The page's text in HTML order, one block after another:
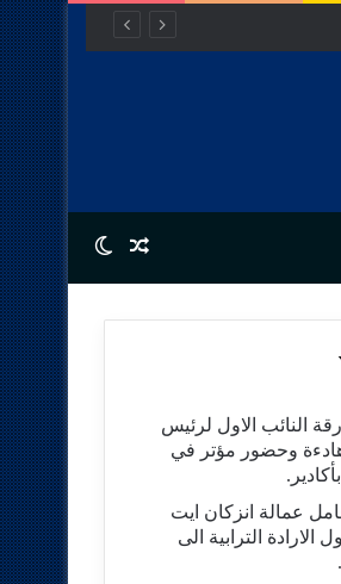
Random Article
Switch skin
النائب الاول لرئيس
هادءة وحضور مؤتر في
عمالة انزكان ايت
الترابية الى